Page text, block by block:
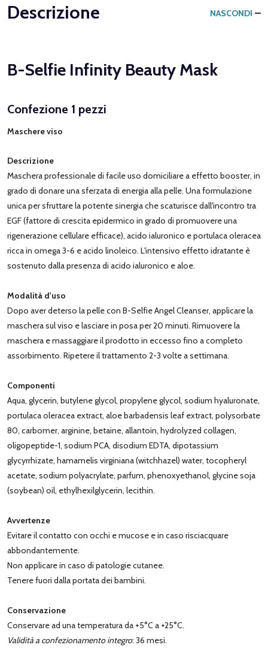
Descrizione NASCONDI
B-Selfie Infinity Beauty Mask
Confezione 1 pezzi
Maschere viso
Descrizione
Maschera professionale di facile uso domiciliare a effetto booster, in
grado di donare una sferzata di energia alla pelle. Una formulazione
unica per sfruttare la potente sinergia che scaturisce dall'incontro tra
EGF (fattore di crescita epidermico in grado di promuovere una
rigenerazione cellulare efficace), acido ialuronico e portulaca oleracea
ricca in omega 3-6 e acido linoleico. L'intensivo effetto idratante è
sostenuto dalla presenza di acido ialuronico e aloe.
Modalità d'uso
Dopo aver deterso la pelle con B-Selfie Angel Cleanser, applicare la
maschera sul viso e lasciare in posa per 20 minuti. Rimuovere la
maschera e massaggiare il prodotto in eccesso fino a completo
assorbimento. Ripetere il trattamento 2-3 volte a settimana.
Componenti
Aqua, glycerin, butylene glycol, propylene glycol, sodium hyaluronate,
portulaca oleracea extract, aloe barbadensis leaf extract, polysorbate
80, carbomer, arginine, betaine, allantoin, hydrolyzed collagen,
oligopeptide-1, sodium PCA, disodium EDTA, dipotassium
glycyrrhizate, hamamelis virginiana (witchhazel) water, tocopheryl
acetate, sodium polyacrylate, parfum, phenoxyethanol, glycine soja
(soybean) oil, ethylhexilglycerin, lecithin.
Avvertenze
Evitare il contatto con occhi e mucose e in caso risciacquare
abbondantemente.
Non applicare in caso di patologie cutanee.
Tenere fuori dalla portata dei bambini.
Conservazione
Conservare ad una temperatura da +5°C a +25°C.
Validità a confezionamento integro: 36 mesi.